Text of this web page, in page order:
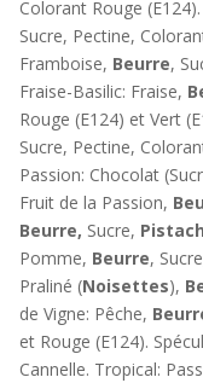
Colorant Rouge
Sucre, Pectine,
Framboise, Beurre,
Fraise-Basilic: Fraise,
Rouge (E124) et Vert
Sucre, Pectine,
Passion: Chocolat
Fruit de la Passion,
Beurre, Sucre,
Pomme, Beurre,
Praliné (Noisettes),
de Vigne: Pêche,
et Rouge (E124).
Cannelle. Tropical: